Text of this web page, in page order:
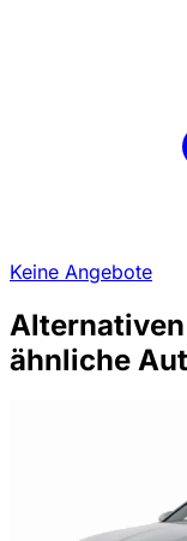
Keine Angebote
Alternativen
ähnliche